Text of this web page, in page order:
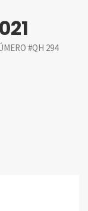
#QH 294